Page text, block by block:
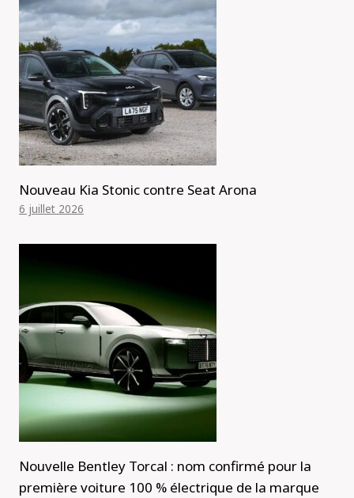
Nouveau Kia Stonic contre Seat Arona
6 juillet 2026
Nouvelle Bentley Torcal : nom confirmé pour la
première voiture 100 % électrique de la marque